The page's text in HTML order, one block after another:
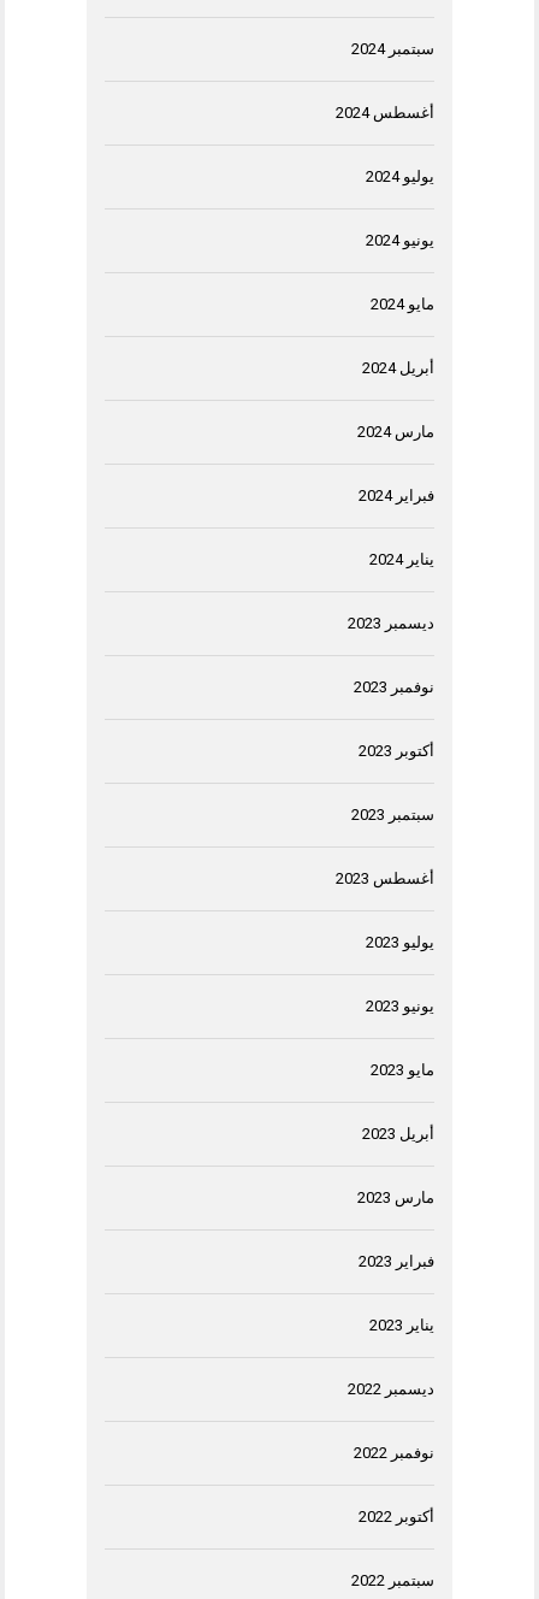
سبتمبر 2024
أغسطس 2024
يوليو 2024
يونيو 2024
مايو 2024
أبريل 2024
مارس 2024
فبراير 2024
يناير 2024
ديسمبر 2023
نوفمبر 2023
أكتوبر 2023
سبتمبر 2023
أغسطس 2023
يوليو 2023
يونيو 2023
مايو 2023
أبريل 2023
مارس 2023
فبراير 2023
يناير 2023
ديسمبر 2022
نوفمبر 2022
أكتوبر 2022
سبتمبر 2022